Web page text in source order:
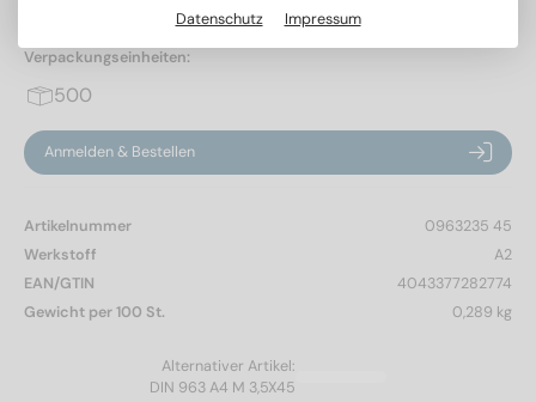
Senkschrauben mit Schlitz
Verpackungseinheiten:
500
Anmelden & Bestellen
Artikelnummer
0963235 45
Werkstoff
A2
EAN/GTIN
4043377282774
Gewicht per 100 St.
0,289 kg
Alternativer Artikel:
DIN 963 A4 M 3,5X45
Datenschutz Impressum